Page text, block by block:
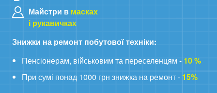
Майстри в масках
і рукавичках
Знижки на ремонт побутової техніки:
Пенсіонерам, військовим та переселенцям - 10 %
При сумі понад 1000 грн знижка на ремонт - 15%